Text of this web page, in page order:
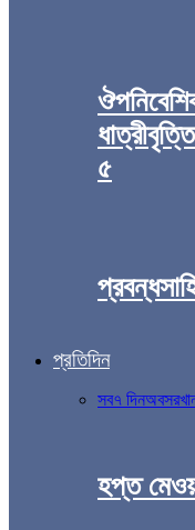
৫
প্রতিদিন
সব৭ দিনঅবসর
হপ্ত